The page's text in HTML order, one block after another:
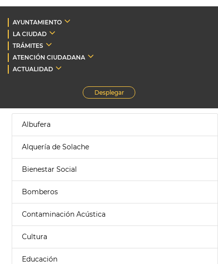
AYUNTAMIENTO
LA CIUDAD
TRÁMITES
ATENCIÓN CIUDADANA
ACTUALIDAD
Desplegar
Albufera
Alquería de Solache
Bienestar Social
Bomberos
Contaminación Acústica
Cultura
Educación